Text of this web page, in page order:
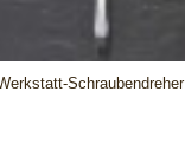
Schraubendreher